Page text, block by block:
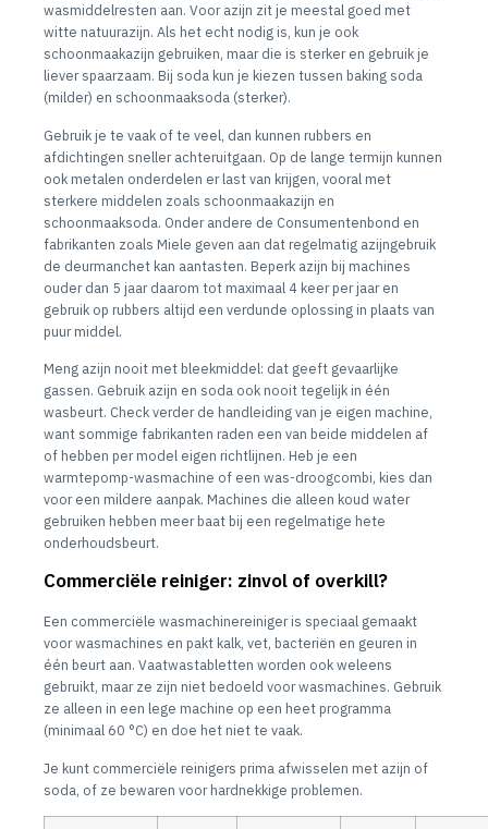
wasmiddelresten aan. Voor azijn zit je meestal goed met
witte natuurazijn. Als het echt nodig is, kun je ook
schoonmaakazijn gebruiken, maar die is sterker en gebruik je
liever spaarzaam. Bij soda kun je kiezen tussen baking soda
(milder) en schoonmaaksoda (sterker).
Gebruik je te vaak of te veel, dan kunnen rubbers en
afdichtingen sneller achteruitgaan. Op de lange termijn kunnen
ook metalen onderdelen er last van krijgen, vooral met
sterkere middelen zoals schoonmaakazijn en
schoonmaaksoda. Onder andere de Consumentenbond en
fabrikanten zoals Miele geven aan dat regelmatig azijngebruik
de deurmanchet kan aantasten. Beperk azijn bij machines
ouder dan 5 jaar daarom tot maximaal 4 keer per jaar en
gebruik op rubbers altijd een verdunde oplossing in plaats van
puur middel.
Meng azijn nooit met bleekmiddel: dat geeft gevaarlijke
gassen. Gebruik azijn en soda ook nooit tegelijk in één
wasbeurt. Check verder de handleiding van je eigen machine,
want sommige fabrikanten raden een van beide middelen af
of hebben per model eigen richtlijnen. Heb je een
warmtepomp-wasmachine of een was-droogcombi, kies dan
voor een mildere aanpak. Machines die alleen koud water
gebruiken hebben meer baat bij een regelmatige hete
onderhoudsbeurt.
Commerciële reiniger: zinvol of overkill?
Een commerciële wasmachinereiniger is speciaal gemaakt
voor wasmachines en pakt kalk, vet, bacteriën en geuren in
één beurt aan. Vaatwastabletten worden ook weleens
gebruikt, maar ze zijn niet bedoeld voor wasmachines. Gebruik
ze alleen in een lege machine op een heet programma
(minimaal 60 °C) en doe het niet te vaak.
Je kunt commerciële reinigers prima afwisselen met azijn of
soda, of ze bewaren voor hardnekkige problemen.